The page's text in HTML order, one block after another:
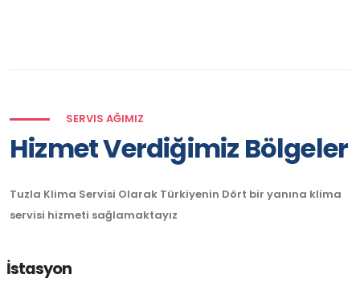
SERVIS AĞIMIZ
Hizmet Verdiğimiz Bölgeler
Tuzla Klima Servisi Olarak Türkiyenin Dört bir yanına klima
servisi hizmeti sağlamaktayız
İstasyon